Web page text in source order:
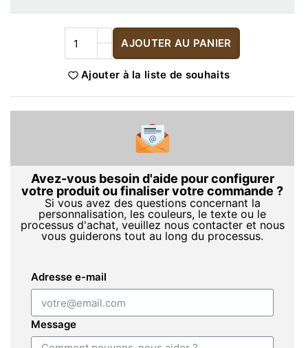
AJOUTER AU PANIER
Ajouter à la liste de souhaits
Avez-vous besoin d'aide pour configurer
votre produit ou finaliser votre commande ?
Si vous avez des questions concernant la
personnalisation, les couleurs, le texte ou le
processus d'achat, veuillez nous contacter et nous
vous guiderons tout au long du processus.
Adresse e-mail
Message